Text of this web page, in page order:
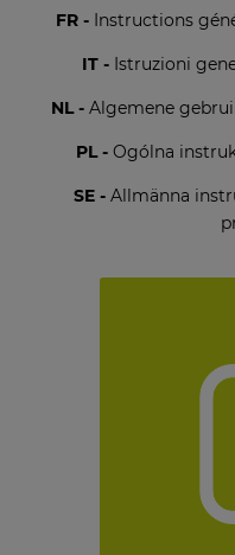
FR -Instructions
IT -Istruzioni
NL -Algemene
PL - Ogólna
SE - Allmänna